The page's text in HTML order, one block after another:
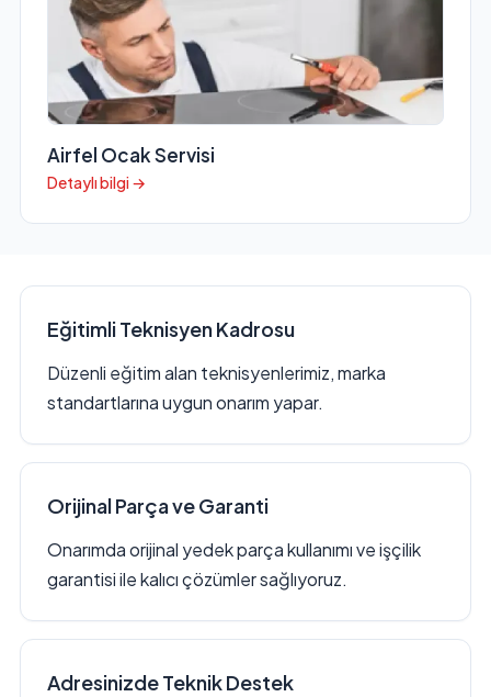
Airfel Ocak Servisi
Detaylı bilgi →
Eğitimli Teknisyen Kadrosu
Düzenli eğitim alan teknisyenlerimiz, marka
standartlarına uygun onarım yapar.
Orijinal Parça ve Garanti
Onarımda orijinal yedek parça kullanımı ve işçilik
garantisi ile kalıcı çözümler sağlıyoruz.
Adresinizde Teknik Destek